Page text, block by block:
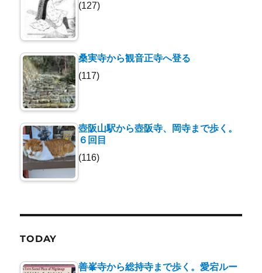
(127)
桑実寺から観音正寺へ登る
(117)
壺阪山駅から壺阪寺、岡寺まで歩く。
６回目
(116)
TODAY
善峯寺から総持寺まで歩く。愛宕ルー